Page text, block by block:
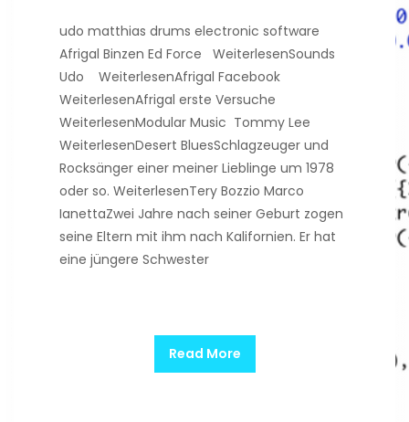
udo matthias drums electronic software
Afrigal Binzen Ed Force WeiterlesenSounds
Udo WeiterlesenAfrigal Facebook
WeiterlesenAfrigal erste Versuche
WeiterlesenModular Music Tommy Lee
WeiterlesenDesert BluesSchlagzeuger und
Rocksänger einer meiner Lieblinge um 1978
oder so. WeiterlesenTery Bozzio Marco
IanettaZwei Jahre nach seiner Geburt zogen
seine Eltern mit ihm nach Kalifornien. Er hat
eine jüngere Schwester
Read More